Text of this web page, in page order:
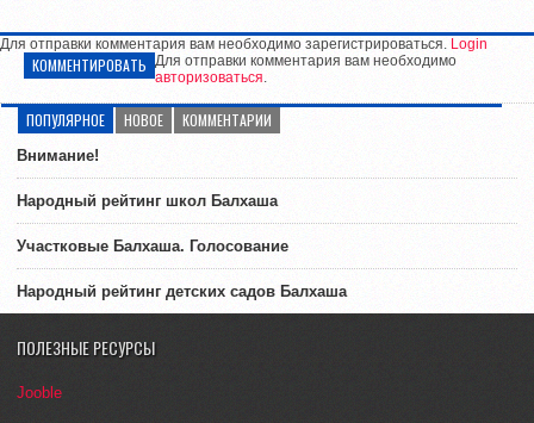
Для отправки комментария вам необходимо зарегистрироваться. Login
КОММЕНТИРОВАТЬ Для отправки комментария вам необходимо
авторизоваться.
ПОПУЛЯРНОЕ НОВОЕ КОММЕНТАРИИ
Внимание!
Народный рейтинг школ Балхаша
Участковые Балхаша. Голосование
Народный рейтинг детских садов Балхаша
ПОЛЕЗНЫЕ РЕСУРСЫ
Jooble